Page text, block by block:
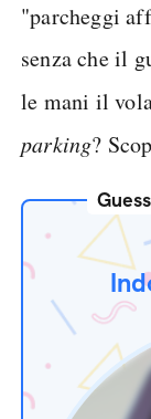
"parcheggi
senza che il
le mani il
parking?